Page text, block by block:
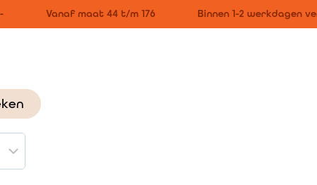
Vanaf maat 44 t/m 176 Binnen 1-2 werkdagen